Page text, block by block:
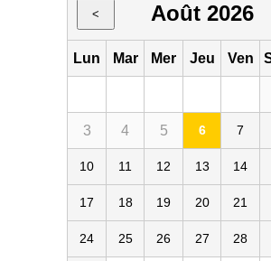
< Août 2026
Lun Mar Mer Jeu Ven
3 4 5 6 7
10 11 12 13 14
17 18 19 20 21
24 25 26 27 28